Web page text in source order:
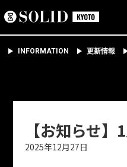
INFORMATION 更新情報
【お知らせ
2025年12月27日